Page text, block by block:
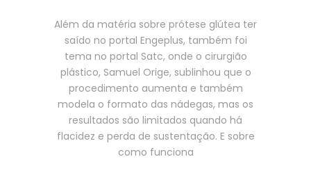
Além da matéria sobre prótese glútea ter
saído no portal Engeplus, também foi
tema no portal Satc, onde o cirurgião
plástico, Samuel Orige, sublinhou que o
procedimento aumenta e também
modela o formato das nádegas, mas os
resultados são limitados quando há
flacidez e perda de sustentação. E sobre
como funciona